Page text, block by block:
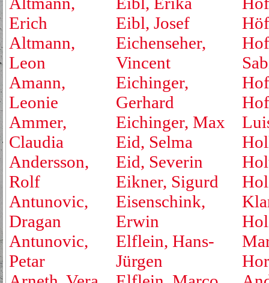
Erich
Altmann,
Leon
Amann,
Leonie
Ammer,
Claudia
Andersson,
Rolf
Antunovic,
Dragan
Antunovic,
Petar
Eibl, Josef
Eichenseher,
Vincent
Eichinger,
Gerhard
Eichinger, Max
Eid, Selma
Eid, Severin
Eikner, Sigurd
Eisenschink,
Erwin
Elflein, Hans-
Jürgen